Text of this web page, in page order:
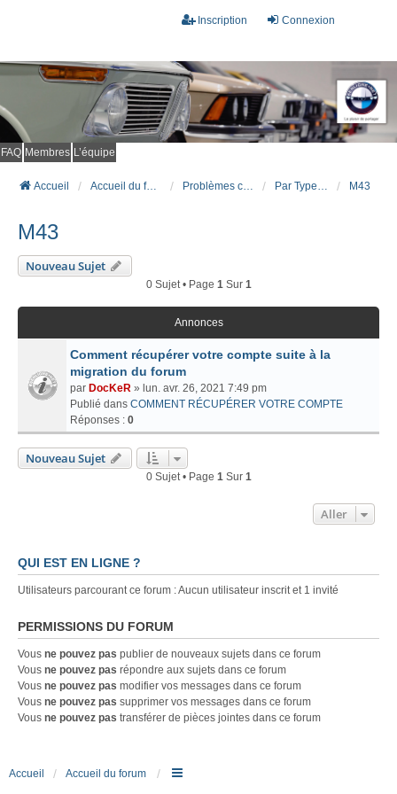
Connexion
Inscription
FAQ Membres L’équipe
Accueil Accueil du forum Problèmes connus et résolus (FAQ) Par Type Moteur (ESSENCE) M43
M43
Nouveau Sujet
0 Sujet • Page 1Sur 1
Annonces
Comment récupérer votre compte suite à la
migration du forum
par DocKeR » lun. avr. 26, 2021 7:49 pm
Publié dans COMMENT RÉCUPÉRER VOTRE COMPTE
Réponses : 0
Nouveau Sujet
0 Sujet • Page 1Sur 1
Aller
QUI EST EN LIGNE ?
Utilisateurs parcourant ce forum : Aucun utilisateur inscrit et 1 invité
PERMISSIONS DU FORUM
Vous ne pouvez pas publier de nouveaux sujets dans ce forum
Vous ne pouvez pas répondre aux sujets dans ce forum
Vous ne pouvez pas modifier vos messages dans ce forum
Vous ne pouvez pas supprimer vos messages dans ce forum
Vous ne pouvez pas transférer de pièces jointes dans ce forum
Accueil Accueil du forum